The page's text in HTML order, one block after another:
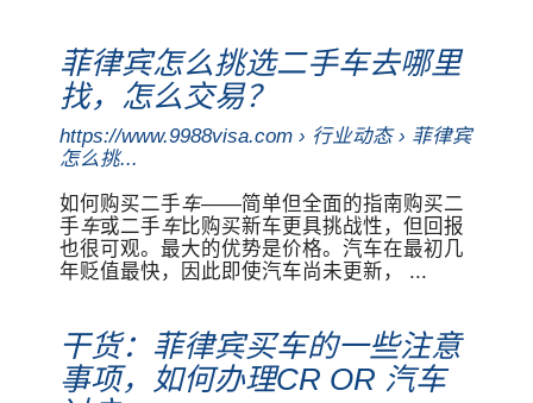
菲律宾怎么挑选二手车去哪里
找，怎么交易？
https://www.9988visa.com › 行业动态 › 菲律宾
怎么挑...
如何购买二手车——简单但全面的指南购买二
手车或二手车比购买新车更具挑战性，但回报
也很可观。最大的优势是价格。汽车在最初几
年贬值最快，因此即使汽车尚未更新， ...
干货：菲律宾买车的一些注意
事项，如何办理CR OR 汽车